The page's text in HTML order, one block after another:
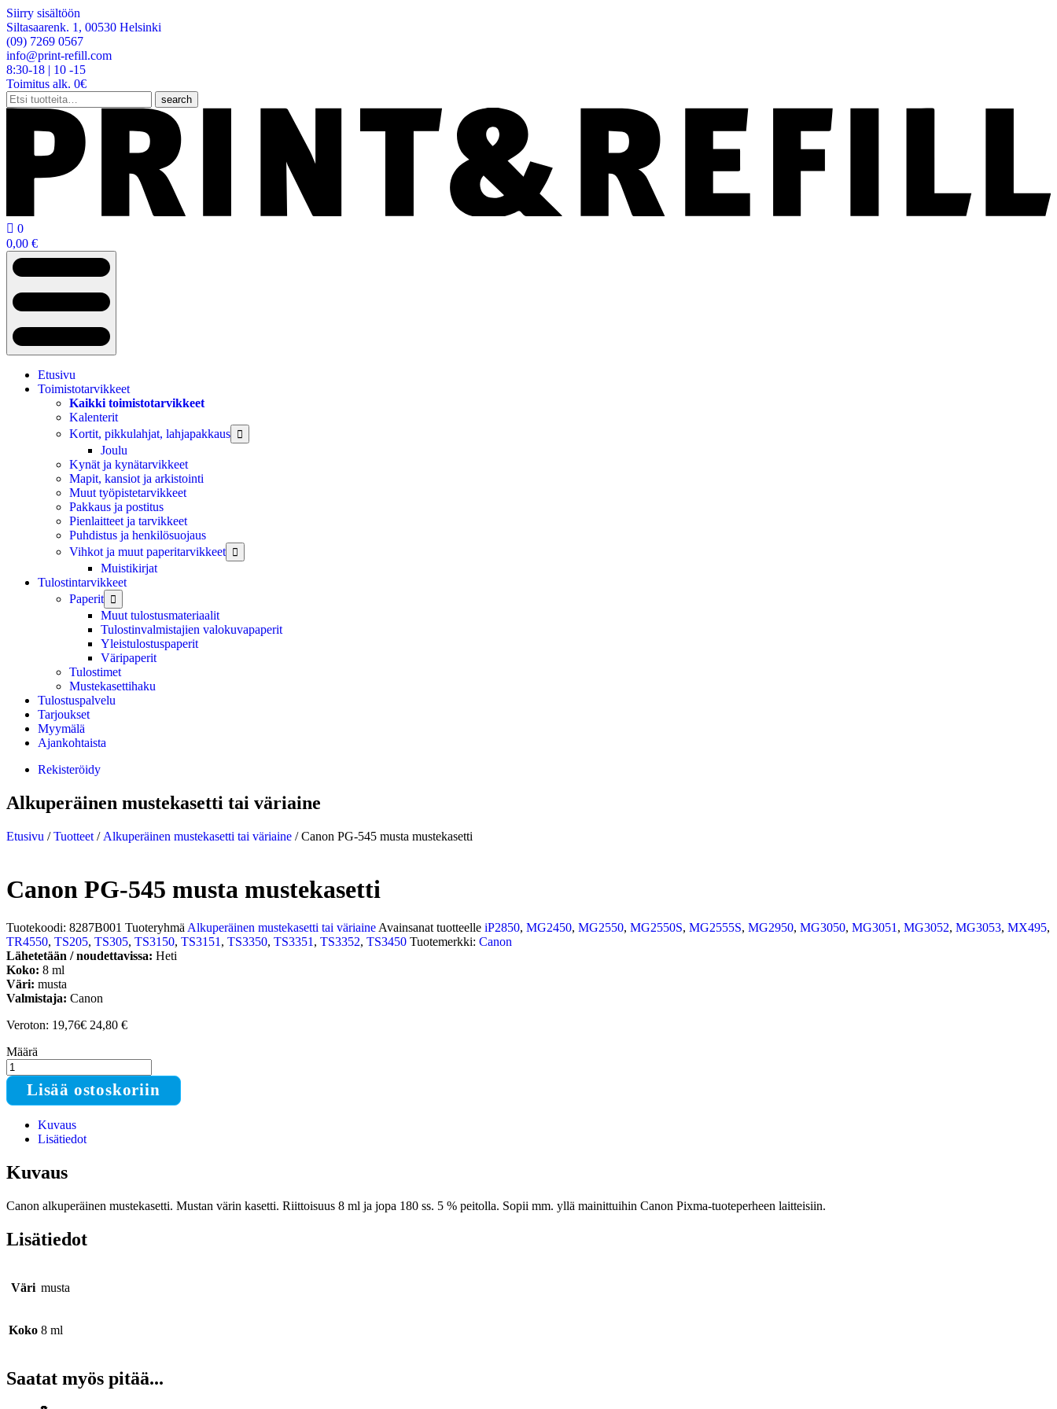
Siirry sisältöön
Siltasaarenk. 1, 00530 Helsinki
(09) 7269 0567
info@print-refill.com
8:30-18 | 10 -15
Toimitus alk. 0€
Etsi:
search
 0
0,00 €
Etusivu
Toimistotarvikkeet
Kaikki toimistotarvikkeet
Kalenterit
Kortit, pikkulahjat, lahjapakkaus

Joulu
Kynät ja kynätarvikkeet
Mapit, kansiot ja arkistointi
Muut työpistetarvikkeet
Pakkaus ja postitus
Pienlaitteet ja tarvikkeet
Puhdistus ja henkilösuojaus
Vihkot ja muut paperitarvikkeet

Muistikirjat
Tulostintarvikkeet
Paperit

Muut tulostusmateriaalit
Tulostinvalmistajien valokuvapaperit
Yleistulostuspaperit
Väripaperit
Tulostimet
Mustekasettihaku
Tulostuspalvelu
Tarjoukset
Myymälä
Ajankohtaista
Rekisteröidy
Alkuperäinen mustekasetti tai väriaine
Etusivu /Tuotteet / Alkuperäinen mustekasetti tai väriaine / Canon PG-545 musta mustekasetti
Canon PG-545 musta mustekasetti
Tuotekoodi: 8287B001 Tuoteryhmä Alkuperäinen mustekasetti tai väriaine Avainsanat tuotteelle iP2850, MG2450, MG2550, MG2550S, MG2555S, MG2950, MG3050, MG3051 , MG3052, MG3053, MX495,
TR4550, TS205, TS305, TS3150, TS3151 , TS3350, TS3351 , TS3352, TS3450 Tuotemerkki: Canon
Lähetetään / noudettavissa: Heti
Koko: 8 ml
Väri: musta
Valmistaja: Canon
Veroton: 19,76€ 24,80 €
Määrä
Canon
PG-
musta
mustekasetti
määrä
Lisää ostoskoriin
Kuvaus
Lisätiedot
Kuvaus
Canon alkuperäinen mustekasetti. Mustan värin kasetti. Riittoisuus 8 ml ja jopa 180 ss. 5 % peitolla. Sopii mm. yllä mainittuihin Canon Pixma-tuoteperheen laitteisiin.
Lisätiedot
Väri musta
Koko 8 ml
Saatat myös pitää...